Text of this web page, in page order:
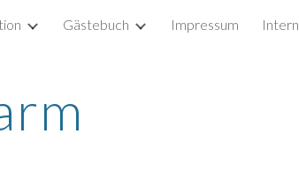
Gästebuch Impressum Intern